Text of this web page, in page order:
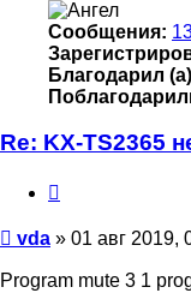
Сообщения:
Благодарил
Re: KX-TS2365
Сообщение
vda » 01 авг 2019,
Program mute 3 1